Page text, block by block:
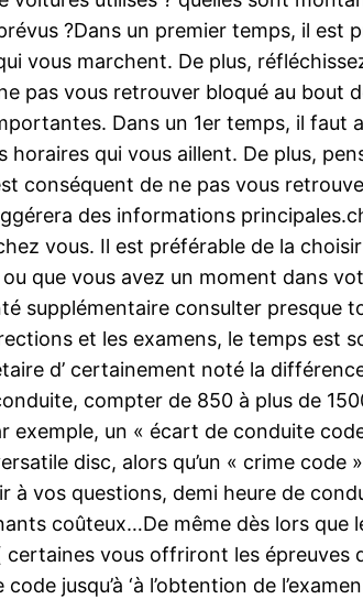
?Dans un premier temps, il est
vous marchent. De plus,
pas vous retrouver bloqué au bout
Dans un 1er temps, il faut
qui vous aillent. De plus,
conséquent de ne pas vous
des informations
vous. Il est préférable de la
que vous avez un moment dans
supplémentaire consulter presque
et les examens, le temps est
d’ certainement noté la
compter de 850 à plus de
exemple, un « écart de conduite
disc, alors qu’un « crime code
à vos questions, demi heure de
coûteux…De même dès lors que
vous offriront les épreuves
jusqu’à ‘à l’obtention de